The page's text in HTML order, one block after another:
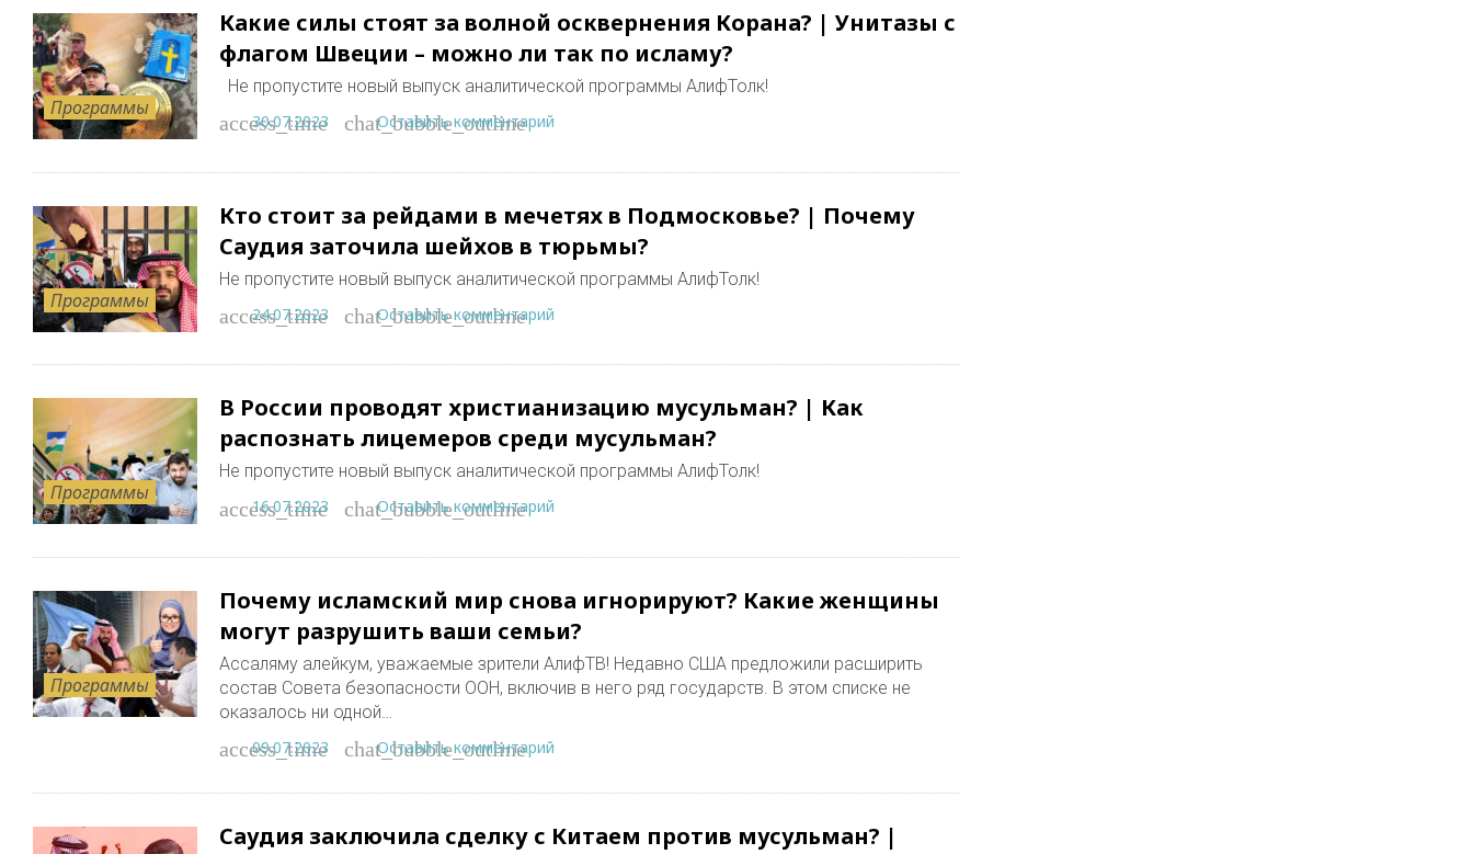
Программы
Какие силы стоят за волной осквернения Корана? | Унитазы с
флагом Швеции – можно ли так по исламу?
Не пропустите новый выпуск аналитической программы АлифТолк!
access_time
30.07.2023 chat_bubble_outline
Оставить комментарий
Программы
Кто стоит за рейдами в мечетях в Подмосковье? | Почему
Саудия заточила шейхов в тюрьмы?
Не пропустите новый выпуск аналитической программы АлифТолк!
access_time
24.07.2023 chat_bubble_outline
Оставить комментарий
Программы
В России проводят христианизацию мусульман? | Как
распознать лицемеров среди мусульман?
Не пропустите новый выпуск аналитической программы АлифТолк!
access_time
16.07.2023 chat_bubble_outline
Оставить комментарий
Программы
Почему исламский мир снова игнорируют? Какие женщины
могут разрушить ваши семьи?
Ассаляму алейкум, уважаемые зрители АлифТВ! Недавно США предложили расширить
состав Совета безопасности ООН, включив в него ряд государств. В этом списке не
оказалось ни одной…
access_time
09.07.2023 chat_bubble_outline
Оставить комментарий
Саудия заключила сделку с Китаем против мусульман? |